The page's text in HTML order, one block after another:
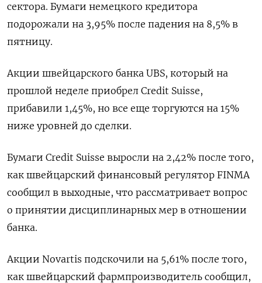
сектора. Бумаги немецкого кредитора
подорожали на 3,95% после падения на 8,5% в
пятницу.
Акции швейцарского банка UBS, который на
прошлой неделе приобрел Credit Suisse,
прибавили 1,45%, но все еще торгуются на 15%
ниже уровней до сделки.
Бумаги Credit Suisse выросли на 2,42% после того,
как швейцарский финансовый регулятор FINMA
сообщил в выходные, что рассматривает вопрос
о принятии дисциплинарных мер в отношении
банка.
Акции Novartis подскочили на 5,61% после того,
как швейцарский фармпроизводитель сообщил,